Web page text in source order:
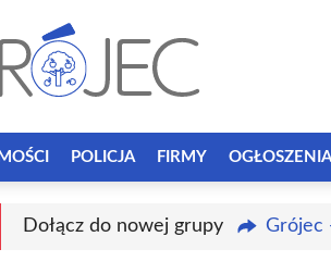
POLICJA FIRMY OGŁOSZENIA
Dołącz do nowej grupy Grójec